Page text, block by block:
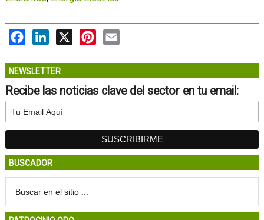
FacebookLinkedIn Pinterest
NEWSLETTER
Recibe las noticias clave del sector en tu email:
BUSCADOR